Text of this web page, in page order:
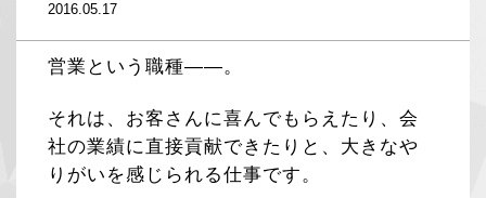
2016.05.17
営業という職種――。
それは、お客さんに喜んでもらえたり、会
社の業績に直接貢献できたりと、大きなや
りがいを感じられる仕事です。